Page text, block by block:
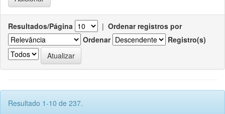
Resultados/Página | Ordenar registros por
Ordenar
Registro(s)
Resultado 1-10 de 237.